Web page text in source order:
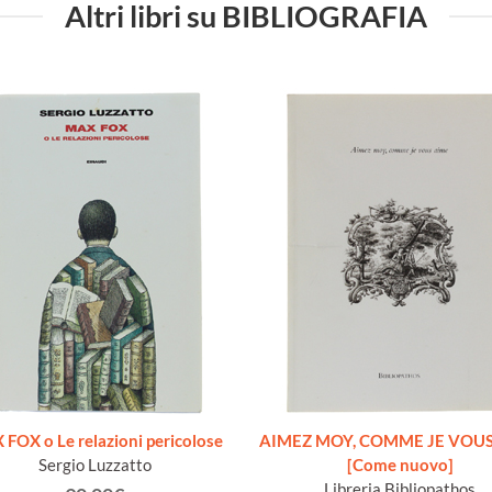
Altri libri su BIBLIOGRAFIA
FOX o Le relazioni pericolose
Sergio Luzzatto
AIMEZ MOY, COMME JE
[Come nuovo]